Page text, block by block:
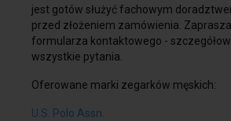
zdecydować się na lżejszą wersję typu
jest gotów służyć fachowym
przed złożeniem zamówienia.
formularza kontaktowego -